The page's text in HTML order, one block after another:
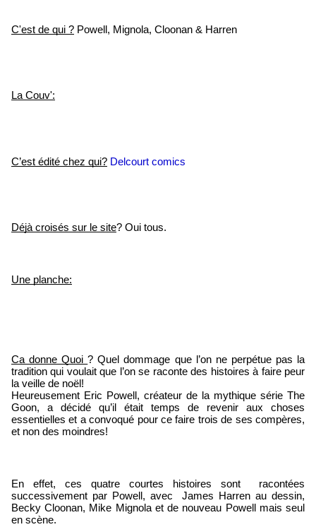
C'est de qui ? Powell, Mignola, Cloonan & Harren
La Couv':
C’est édité chez qui? Delcourt comics
Déjà croisés sur le site? Oui tous.
Une planche:
Ca donne Quoi ? Quel dommage que l’on ne perpétue pas la
tradition qui voulait que l’on se raconte des histoires à faire peur
la veille de noël!
Heureusement Eric Powell, créateur de la mythique série The
Goon, a décidé qu’il était temps de revenir aux choses
essentielles et a convoqué pour ce faire trois de ses compères,
et non des moindres!
En effet, ces quatre courtes histoires sont  racontées
successivement par Powell, avec  James Harren au dessin,
Becky Cloonan, Mike Mignola et de nouveau Powell mais seul
en scène.